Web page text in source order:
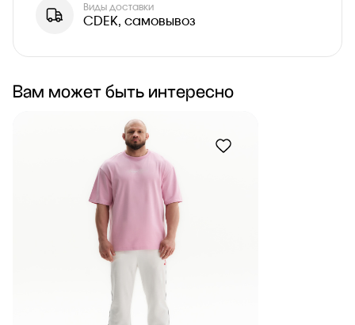
Виды доставки
CDEK, самовывоз
Вам может быть интересно